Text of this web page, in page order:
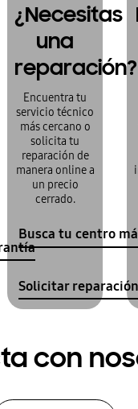
¿Necesitas
una
reparación?
Encuentra tu
servicio técnico
más cercano o
solicita tu
reparación de
manera online a
un precio
cerrado.
Busca tu centro
Solicitar reparación
con